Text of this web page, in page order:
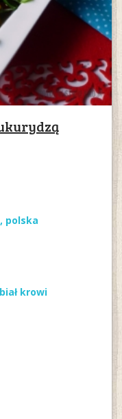
, polska
krowi